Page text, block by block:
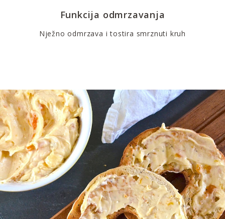
Funkcija odmrzavanja
Nježno odmrzava i tostira smrznuti kruh